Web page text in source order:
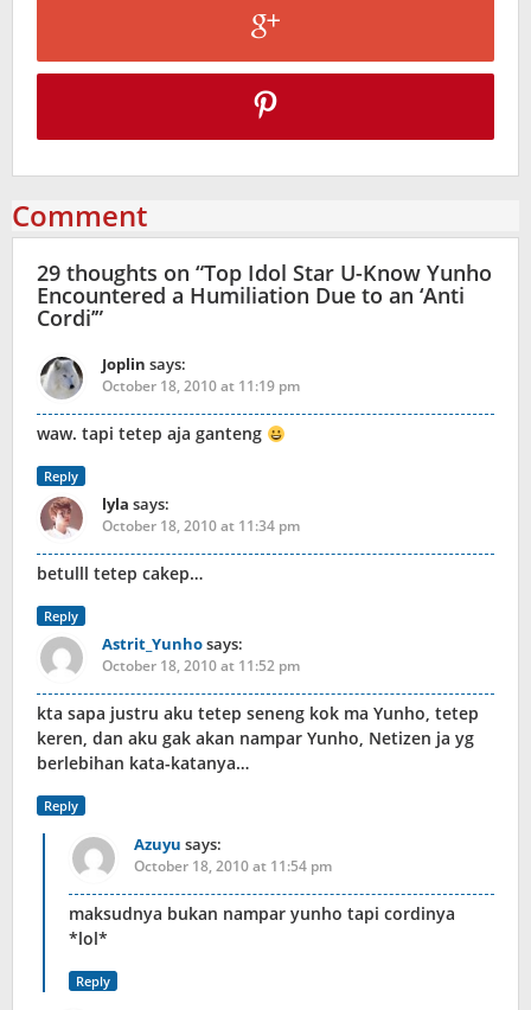
Comment
29 thoughts on “Top Idol Star U-Know Yunho
Encountered a Humiliation Due to an ‘Anti
Cordi’”
Joplin says:
October 18, 2010 at 11:19 pm
waw. tapi tetep aja ganteng
Reply
lyla says:
October 18, 2010 at 11:34 pm
betulll tetep cakep…
Reply
Astrit_Yunhosays:
October 18, 2010 at 11:52 pm
kta sapa justru aku tetep seneng kok ma Yunho, tetep
keren, dan aku gak akan nampar Yunho, Netizen ja yg
berlebihan kata-katanya…
Reply
Azuyu says:
October 18, 2010 at 11:54 pm
maksudnya bukan nampar yunho tapi cordinya
*lol*
Reply